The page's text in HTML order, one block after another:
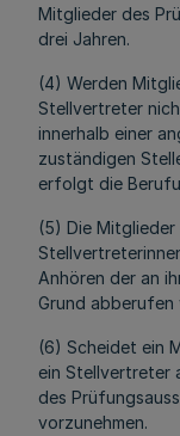
Mitglieder des
drei Jahren.
(4) Werden
Stellvertreter
innerhalb einer
zuständigen
erfolgt die
(5) Die
Anhören der an
Grund abberufen
(6) Scheidet ein
ein Stellvertreter
des
vorzunehmen.